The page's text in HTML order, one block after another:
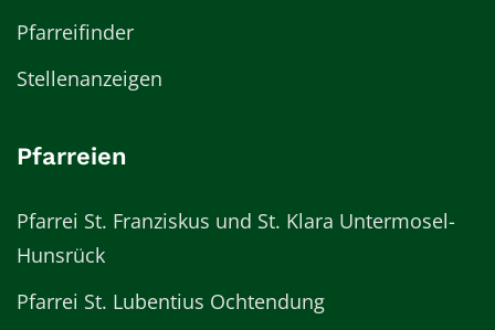
Pfarreifinder
Stellenanzeigen
Pfarreien
Pfarrei St. Franziskus und St. Klara Untermosel-
Hunsrück
Pfarrei St. Lubentius Ochtendung